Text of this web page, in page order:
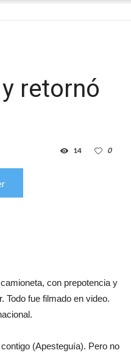
retornó
0
14
con prepotencia y
Todo fue filmado en video.
(Apesteguía). Pero no